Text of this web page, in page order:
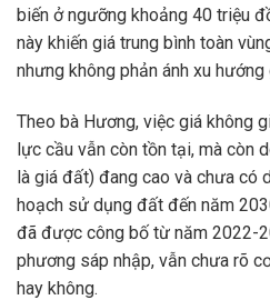
biến ở ngưỡng khoảng 40 triệu
này khiến giá trung bình toàn
nhưng không phản ánh xu
Theo bà Hương, việc giá không
lực cầu vẫn còn tồn tại, mà còn
là giá đất) đang cao và chưa có
hoạch sử dụng đất đến năm
đã được công bố từ năm 2022-
phương sáp nhập, vẫn chưa rõ
hay không.